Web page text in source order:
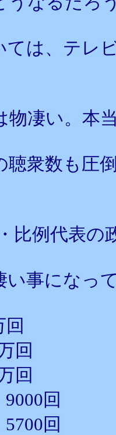
ては、テレ
物凄い。本
聴衆数も圧
比例代表
い事になっ
回
回
回